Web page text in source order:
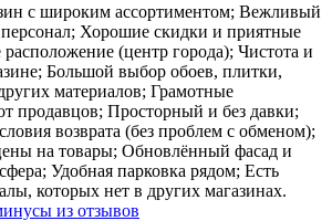
с широким ассортиментом; Вежливый
Хорошие скидки и приятные
(центр города); Чистота и
Большой выбор обоев, плитки,
материалов; Грамотные
продавцов; Просторный и без давки;
возврата (без проблем с обменом);
на товары; Обновлённый фасад и
Удобная парковка рядом; Есть
которых нет в других магазинах.
из отзывов